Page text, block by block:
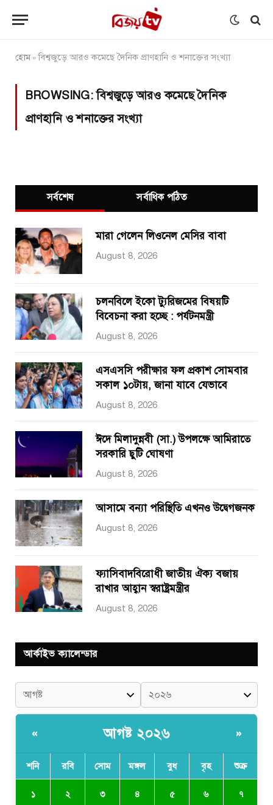
হোম»বিশ্বজুড়ে আরও কমেছে দৈনিক প্রাণহানি ও শনাক্তের সংখ্যা
BROWSING:বিশ্বজুড়ে আরও কমেছে দৈনিক
প্রাণহানি ও শনাক্তের সংখ্যা
সর্বশেষ সর্বাধিক পঠিত
মারা গেলেন লিওনেল মেসির বাবা
August 8, 2026
চলনবিলে ইকো ট্যুরিজমের বিষয়টি
বিবেচনা করা হচ্ছে : পর্যটনমন্ত্রী
August 8, 2026
এসএসসি পরীক্ষার ফল প্রকাশ সোমবার
সকাল ১০টায়, জানা যাবে যেভাবে
August 8, 2026
ঈদে মিলাদুন্নবী (সা.) উপলক্ষে আমিরাতে
সরকারি ছুটি ঘোষণা
August 8, 2026
আসামে বন্যা পরিস্থিতি এখনও উদ্বেগজনক
August 8, 2026
ফ্যাসিবাদবিরোধী জাতীয় ঐক্য বজায়
রাখার আহ্বান স্বরাষ্ট্রমন্ত্রীর
August 8, 2026
আর্কাইভ ক্যালেন্ডার
« আগষ্ট ২০২৬ »
শনি রবি সোম মঙ্গল বুধ বৃহ শুক্র
১ ২ ৩ ৪ ৫ ৬ ৭